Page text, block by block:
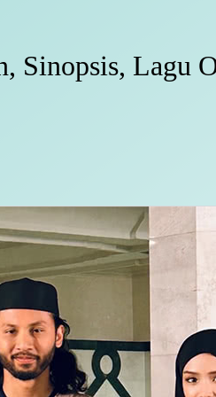
Sinopsis, Lagu